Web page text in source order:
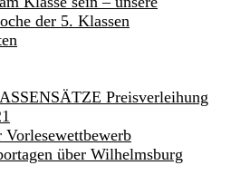
der 5. Klassen
Preisverleihung
Vorlesewettbewerb
über Wilhelmsburg